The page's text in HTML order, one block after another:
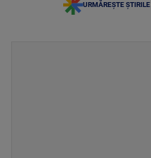
URMĂREȘTE